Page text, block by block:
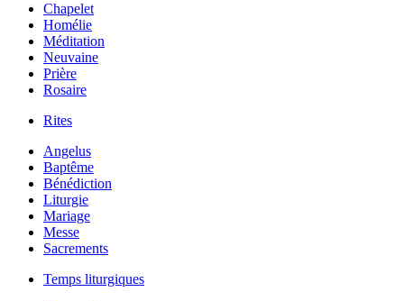
Chapelet
Homélie
Méditation
Neuvaine
Prière
Rosaire
Rites
Angelus
Baptême
Bénédiction
Liturgie
Mariage
Messe
Sacrements
Temps liturgiques